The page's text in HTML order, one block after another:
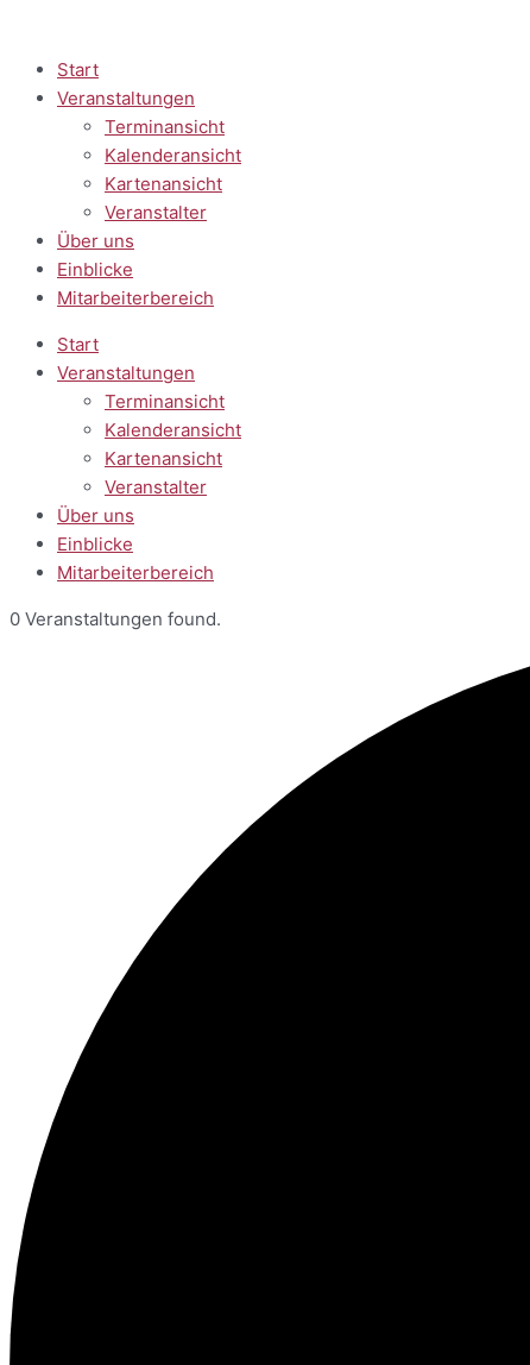
springen
Start
Veranstaltungen
Terminansicht
Kalenderansicht
Kartenansicht
Veranstalter
Über uns
Einblicke
Mitarbeiterbereich
Start
Veranstaltungen
Terminansicht
Kalenderansicht
Kartenansicht
Veranstalter
Über uns
Einblicke
Mitarbeiterbereich
0 Veranstaltungen found.